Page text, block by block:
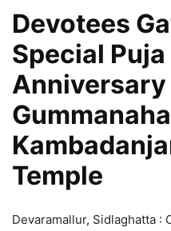
Devotees
Special Puja
Temple
Devaramallur, Sidlaghatta :